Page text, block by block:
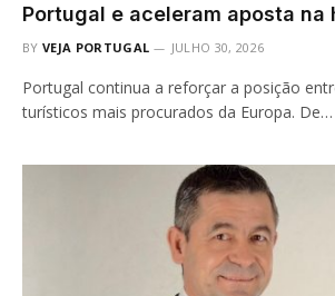
Portugal e aceleram aposta na
BY VEJA PORTUGAL JULHO 30, 2026
Portugal continua a reforçar a posição
turísticos mais procurados da Europa. De…